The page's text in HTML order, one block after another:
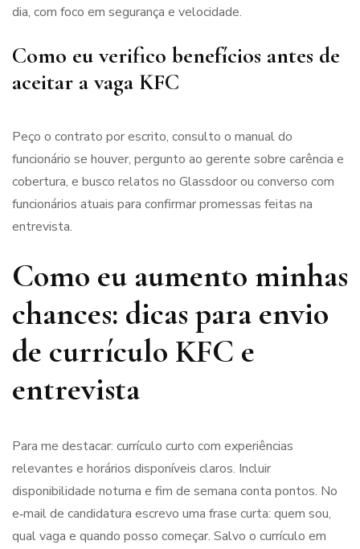
dia, com foco em segurança e velocidade.
Como eu verifico benefícios antes de
aceitar a vaga KFC
Peço o contrato por escrito, consulto o manual do
funcionário se houver, pergunto ao gerente sobre carência e
cobertura, e busco relatos no Glassdoor ou converso com
funcionários atuais para confirmar promessas feitas na
entrevista.
Como eu aumento minhas
chances: dicas para envio
de currículo KFC e
entrevista
Para me destacar: currículo curto com experiências
relevantes e horários disponíveis claros. Incluir
disponibilidade noturna e fim de semana conta pontos. No
e‑mail de candidatura escrevo uma frase curta: quem sou,
qual vaga e quando posso começar. Salvo o currículo em